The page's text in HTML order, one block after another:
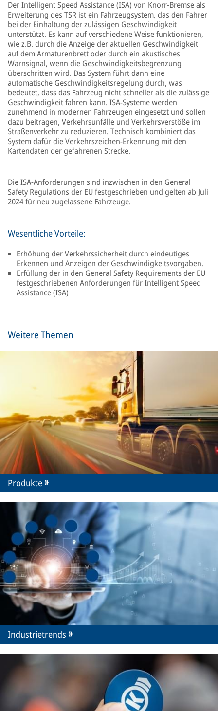
Der Intelligent Speed Assistance (ISA) von Knorr-Bremse als
Erweiterung des TSR ist ein Fahrzeugsystem, das den Fahrer
bei der Einhaltung der zulässigen Geschwindigkeit
unterstützt. Es kann auf verschiedene Weise funktionieren,
wie z.B. durch die Anzeige der aktuellen Geschwindigkeit
auf dem Armaturenbrett oder durch ein akustisches
Warnsignal, wenn die Geschwindigkeitsbegrenzung
überschritten wird. Das System führt dann eine
automatische Geschwindigkeitsregelung durch, was
bedeutet, dass das Fahrzeug nicht schneller als die zulässige
Geschwindigkeit fahren kann. ISA-Systeme werden
zunehmend in modernen Fahrzeugen eingesetzt und sollen
dazu beitragen, Verkehrsunfälle und Verkehrsverstöße im
Straßenverkehr zu reduzieren. Technisch kombiniert das
System dafür die Verkehrszeichen-Erkennung mit den
Kartendaten der gefahrenen Strecke.
Die ISA-Anforderungen sind inzwischen in den General
Safety Regulations der EU festgeschrieben und gelten ab Juli
2024 für neu zugelassene Fahrzeuge.
Wesentliche Vorteile:
Erhöhung der Verkehrssicherheit durch eindeutiges
Erkennen und Anzeigen der Geschwindigkeitsvorgaben.
Erfüllung der in den General Safety Requirements der EU
festgeschriebenen Anforderungen für Intelligent Speed
Assistance (ISA)
Weitere Themen
Produkte
Industrietrends